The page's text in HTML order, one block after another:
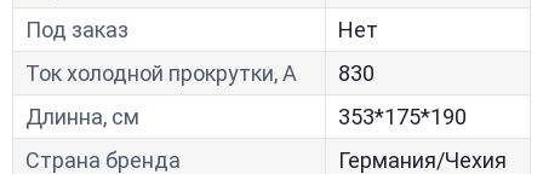
Под заказ
Нет
Ток холодной прокрутки, A
830
Длинна, см
353*175*190
Страна бренда
Германия/Чехия